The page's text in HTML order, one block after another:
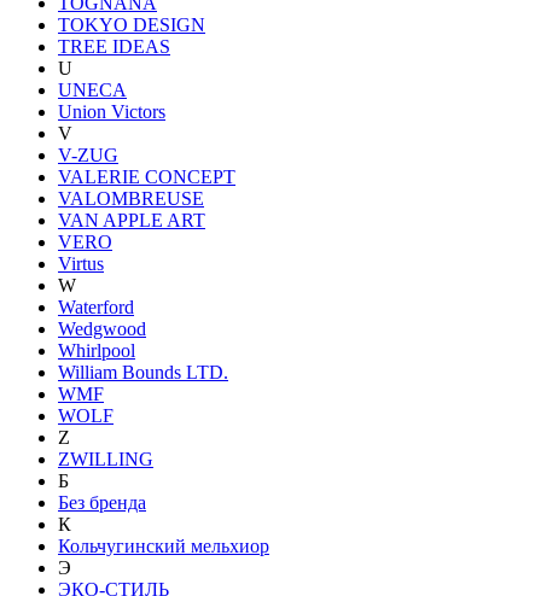
TOKYO DESIGN
TREE IDEAS
U
UNECA
Union Victors
V
V-ZUG
VALERIE CONCEPT
VALOMBREUSE
VAN APPLE ART
VERO
Virtus
W
Waterford
Wedgwood
Whirlpool
William Bounds LTD.
WMF
WOLF
Z
ZWILLING
Б
Без бренда
К
Кольчугинский мельхиор
Э
ЭКО-СТИЛЬ